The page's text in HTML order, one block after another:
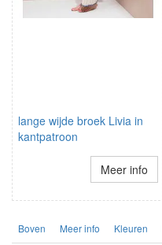
lange wijde broek Livia in
kantpatroon
Meer info
Boven Meer info Kleuren